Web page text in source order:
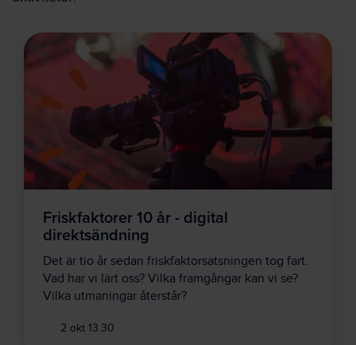
Friskfaktorer 10 år - digital
direktsändning
Det är tio år sedan friskfaktorsatsningen tog fart.
Vad har vi lärt oss? Vilka framgångar kan vi se?
Vilka utmaningar återstår?
2 okt 13.30